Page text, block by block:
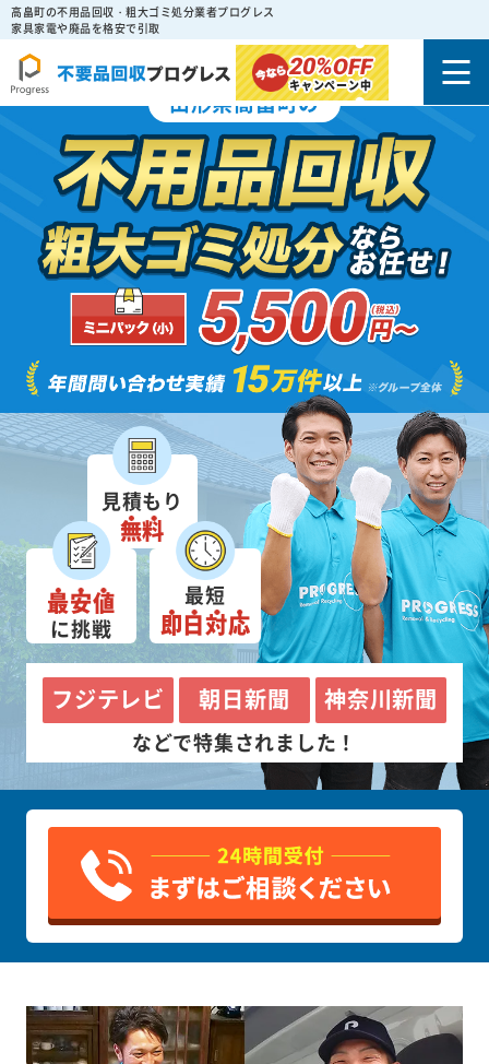
高畠町の不用品回収・粗大ゴミ処分業者プログレス
家具家電や廃品を格安で引取
20%OFF
キャンペーン中
山形県高畠町の
見積もり
無料
最安値
に挑戦
最短
即日対応
フジテレビ 朝日新聞 神奈川新聞
などで特集されました！